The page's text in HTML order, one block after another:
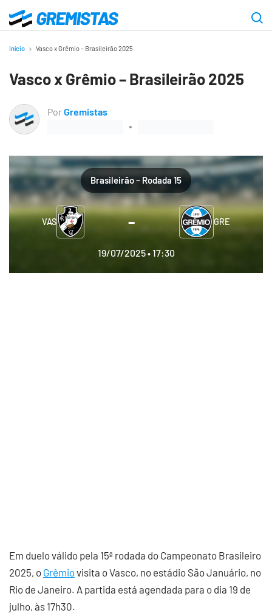
para
principal
Gremistas
Início Vasco x Grêmio – Brasileirão 2025
Vasco x Grêmio – Brasileirão 2025
PorGremistas
Brasileirão – Rodada 15
VAS – GRE
19/07/2025 • 17:30
Em duelo válido pela 15ª rodada do Campeonato Brasileiro
2025, o Grêmiovisita o Vasco, no estádio São Januário, no
Rio de Janeiro. A partida está agendada para o dia 19 de
julho, às 17h30.